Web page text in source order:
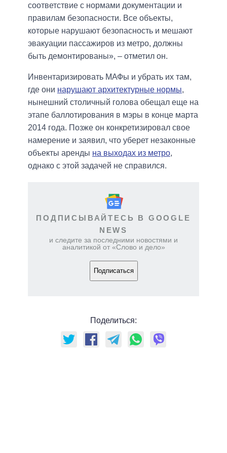
соответствие с нормами документации и
правилам безопасности. Все объекты,
которые нарушают безопасность и мешают
эвакуации пассажиров из метро, должны
быть демонтированы», – отметил он.
Инвентаризировать МАФы и убрать их там,
где они нарушают архитектурные нормы,
нынешний столичный голова обещал еще на
этапе баллотирования в мэры в конце марта
2014 года. Позже он конкретизировал свое
намерение и заявил, что уберет незаконные
объекты аренды на выходах из метро,
однако с этой задачей не справился.
ПОДПИСЫВАЙТЕСЬ В GOOGLE
NEWS
и следите за последними новостями и
аналитикой от «Слово и дело»
Подписаться
Поделиться: